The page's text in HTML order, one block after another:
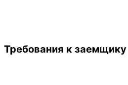
Требования к заемщику